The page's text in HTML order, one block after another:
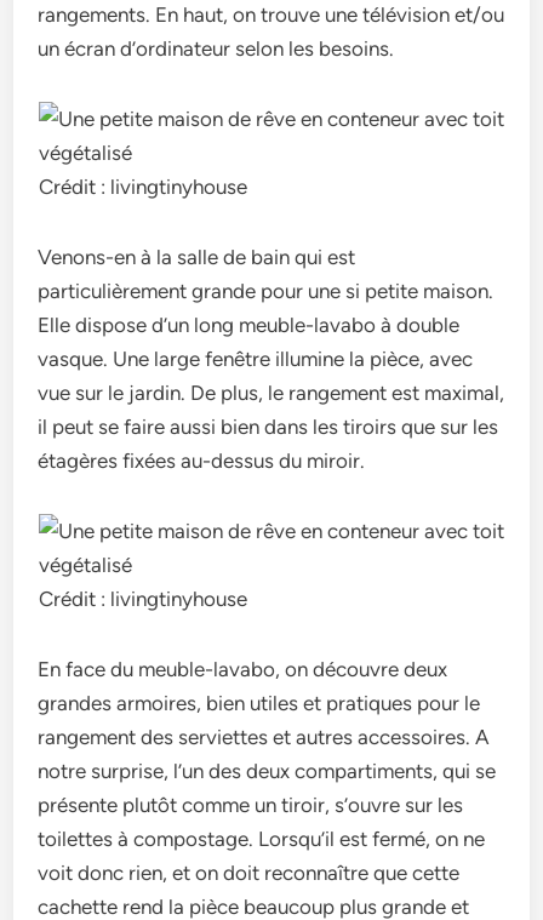
rangements. En haut, on trouve une télévision et/ou
un écran d’ordinateur selon les besoins.
Crédit : livingtinyhouse
Venons-en à la salle de bain qui est
particulièrement grande pour une si petite maison.
Elle dispose d’un long meuble-lavabo à double
vasque. Une large fenêtre illumine la pièce, avec
vue sur le jardin. De plus, le rangement est maximal,
il peut se faire aussi bien dans les tiroirs que sur les
étagères fixées au-dessus du miroir.
Crédit : livingtinyhouse
En face du meuble-lavabo, on découvre deux
grandes armoires, bien utiles et pratiques pour le
rangement des serviettes et autres accessoires. A
notre surprise, l’un des deux compartiments, qui se
présente plutôt comme un tiroir, s’ouvre sur les
toilettes à compostage. Lorsqu’il est fermé, on ne
voit donc rien, et on doit reconnaître que cette
cachette rend la pièce beaucoup plus grande et